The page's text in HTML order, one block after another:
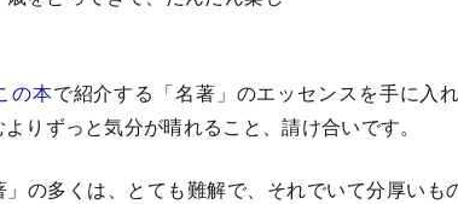
の本で紹介する「名著」のエッセンスを手に入
りずっと気分が晴れること、請け合いです。
の多くは、とても難解で、それでいて分厚いも